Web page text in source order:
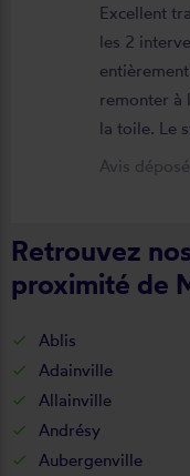
Excellent
les 2
remonter à
la toile. Le
neuf,
Avis
Retrouvez
proximité de
Ablis
Adainville
Allainville
Andrésy
Aubergenville